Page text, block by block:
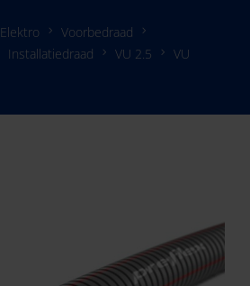
Elektro
Voorbedraad
Installatiedraad VU 2.5
VU